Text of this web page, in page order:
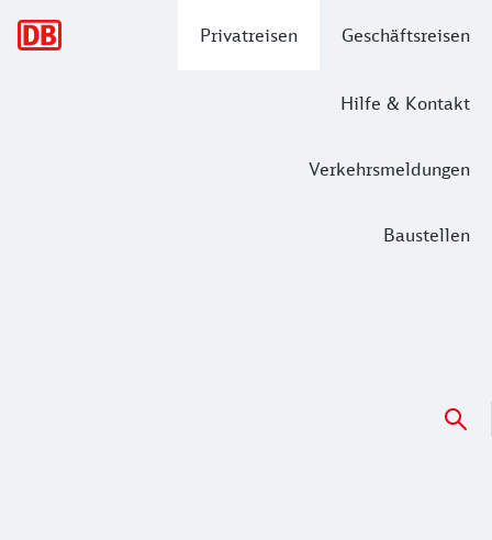
Privatreisen Geschäftsreisen
Hilfe & Kontakt
Verkehrsmeldungen
Baustellen